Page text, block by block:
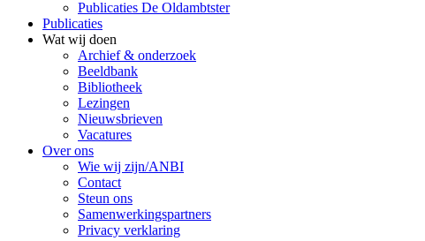
Publicaties De Oldambtster
Publicaties
Wat wij doen
Archief & onderzoek
Beeldbank
Bibliotheek
Lezingen
Nieuwsbrieven
Vacatures
Over ons
Wie wij zijn/ANBI
Contact
Steun ons
Samenwerkingspartners
Privacy verklaring